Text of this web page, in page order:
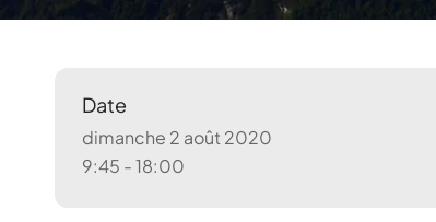
Date
dimanche 2 août 2020
9:45 - 18:00